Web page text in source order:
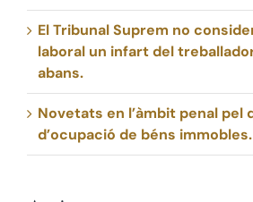
El Tribunal Suprem no
laboral un infart del
abans.
Novetats en l’àmbit penal pel
d’ocupació de béns immobles.